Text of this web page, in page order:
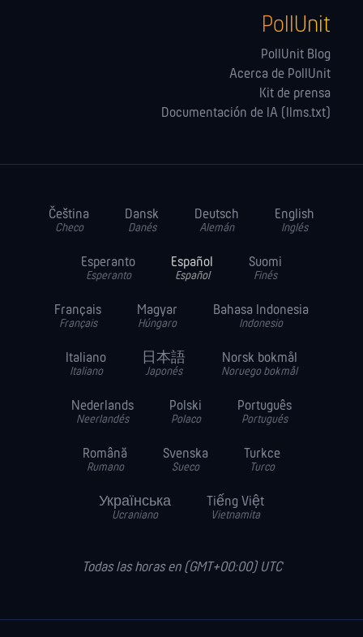
PollUnit
PollUnit Blog
Acerca de PollUnit
Kit de prensa
Documentación de IA (llms.txt)
Čeština
Checo
Dansk
Danés
Deutsch
Alemán
English
Inglés
Esperanto
Esperanto
Español
Español
Suomi
Finés
Français
Français
Magyar
Húngaro
Bahasa Indonesia
Indonesio
Italiano
Italiano
日本語
Japonés
Norsk bokmål
Noruego bokmål
Nederlands
Neerlandés
Polski
Polaco
Português
Portugués
Română
Rumano
Svenska
Sueco
Turkce
Turco
Українська
Ucraniano
Tiếng Việt
Vietnamita
Todas las horas en (GMT+00:00) UTC